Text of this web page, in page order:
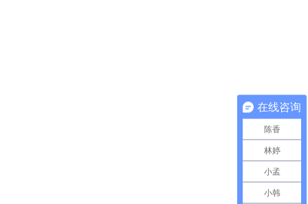
在线咨询
陈香
林婷
小孟
小韩